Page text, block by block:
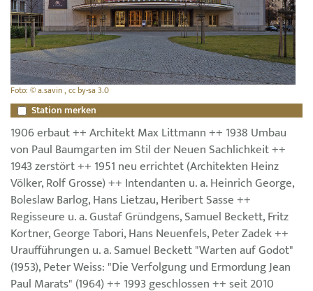
Foto: © a.savin , cc by-sa 3.0
Station merken
1906 erbaut ++ Architekt Max Littmann ++ 1938 Umbau
von Paul Baumgarten im Stil der Neuen Sachlichkeit ++
1943 zerstört ++ 1951 neu errichtet (Architekten Heinz
Völker, Rolf Grosse) ++ Intendanten u. a. Heinrich George,
Boleslaw Barlog, Hans Lietzau, Heribert Sasse ++
Regisseure u. a. Gustaf Gründgens, Samuel Beckett, Fritz
Kortner, George Tabori, Hans Neuenfels, Peter Zadek ++
Uraufführungen u. a. Samuel Beckett "Warten auf Godot"
(1953), Peter Weiss: "Die Verfolgung und Ermordung Jean
Paul Marats" (1964) ++ 1993 geschlossen ++ seit 2010